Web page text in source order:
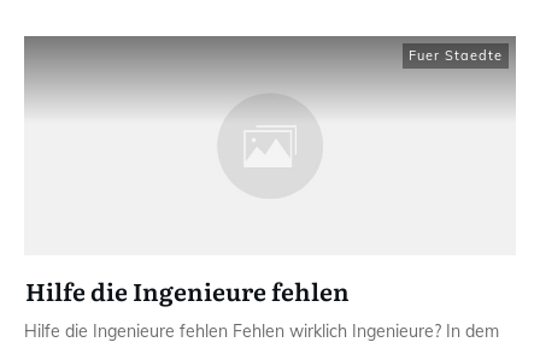
Fuer Staedte
Hilfe die Ingenieure fehlen
Hilfe die Ingenieure fehlen Fehlen wirklich Ingenieure? In dem